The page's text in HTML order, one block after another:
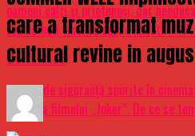
oameni calzi și prietenoși, dar
văd că beți vinul cu apă, e păcat!” –
Don't Miss
Măsuri de siguranţă sporite în
lansarea filmului „Joker”. De ce se
care a transformat
cultural revine in